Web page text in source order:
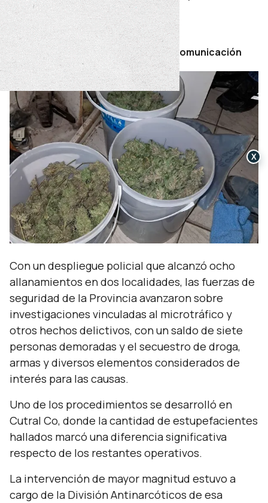
denunciados como robados.
viernes 22 de mayo de 2026
Por Secretaría de Prensa y Comunicación
Con un despliegue policial que alcanzó ocho
allanamientos en dos localidades, las fuerzas de
seguridad de la Provincia avanzaron sobre
investigaciones vinculadas al microtráfico y
otros hechos delictivos, con un saldo de siete
personas demoradas y el secuestro de droga,
armas y diversos elementos considerados de
interés para las causas.
Uno de los procedimientos se desarrolló en
Cutral Co, donde la cantidad de estupefacientes
hallados marcó una diferencia significativa
respecto de los restantes operativos.
La intervención de mayor magnitud estuvo a
cargo de la División Antinarcóticos de esa
X